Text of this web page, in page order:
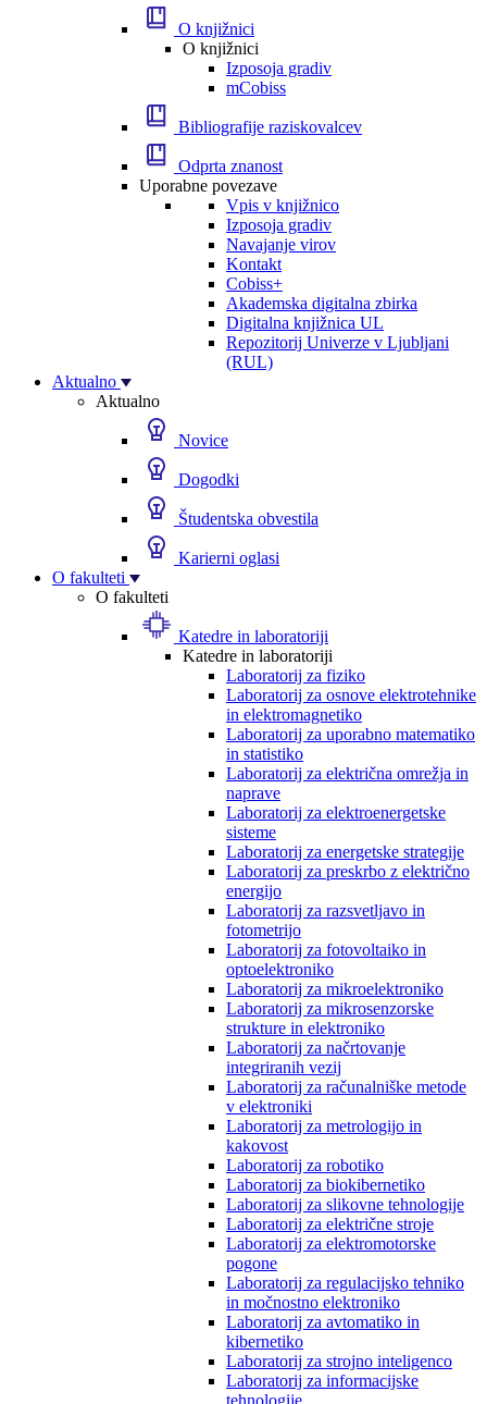
O knjižnici
O knjižnici
Izposoja gradiv
mCobiss
Bibliografije raziskovalcev
Odprta znanost
Uporabne povezave
Vpis v knjižnico
Izposoja gradiv
Navajanje virov
Kontakt
Cobiss+
Akademska digitalna zbirka
Digitalna knjižnica UL
Repozitorij Univerze v Ljubljani
(RUL)
Aktualno
Aktualno
Novice
Dogodki
Študentska obvestila
Karierni oglasi
O fakulteti
O fakulteti
Katedre in laboratoriji
Katedre in laboratoriji
Laboratorij za fiziko
Laboratorij za osnove elektrotehnike
in elektromagnetiko
Laboratorij za uporabno matematiko
in statistiko
Laboratorij za električna omrežja in
naprave
Laboratorij za elektroenergetske
sisteme
Laboratorij za energetske strategije
Laboratorij za preskrbo z električno
energijo
Laboratorij za razsvetljavo in
fotometrijo
Laboratorij za fotovoltaiko in
optoelektroniko
Laboratorij za mikroelektroniko
Laboratorij za mikrosenzorske
strukture in elektroniko
Laboratorij za načrtovanje
integriranih vezij
Laboratorij za računalniške metode
v elektroniki
Laboratorij za metrologijo in
kakovost
Laboratorij za robotiko
Laboratorij za biokibernetiko
Laboratorij za slikovne tehnologije
Laboratorij za električne stroje
Laboratorij za elektromotorske
pogone
Laboratorij za regulacijsko tehniko
in močnostno elektroniko
Laboratorij za avtomatiko in
kibernetiko
Laboratorij za strojno inteligenco
Laboratorij za informacijske
tehnologije